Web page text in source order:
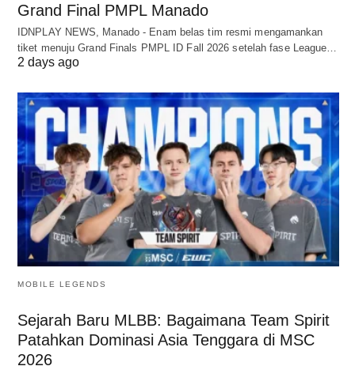
Grand Final PMPL Manado
IDNPLAY NEWS, Manado - Enam belas tim resmi mengamankan
tiket menuju Grand Finals PMPL ID Fall 2026 setelah fase League…
2 days ago
MOBILE LEGENDS
Sejarah Baru MLBB: Bagaimana Team Spirit
Patahkan Dominasi Asia Tenggara di MSC
2026